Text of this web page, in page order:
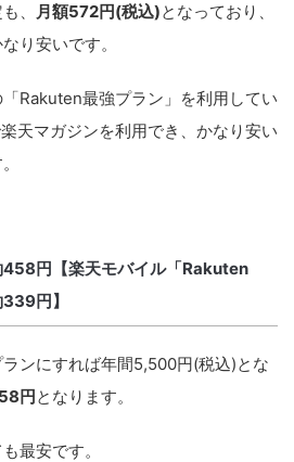
、 月額572円(税込)となっており、
り安いです。
Rakuten最強プラン」を利用してい
天マガジンを利用でき、かなり安い
458円【楽天モバイル「Rakuten
円】
ンにすれば年間5,500円(税込)とな
円となります。
最安です。